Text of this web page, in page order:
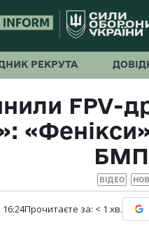
РЕКРУТА
FPV-
ВІДЕО
16:24Прочитаєте за: < 1 хв.